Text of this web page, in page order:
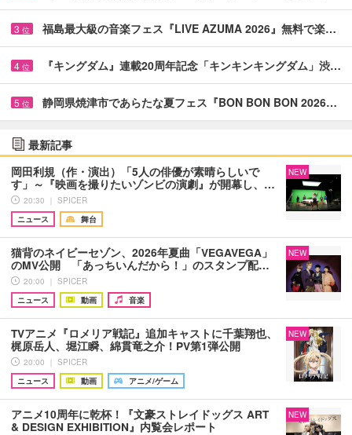
3 位 福島最大級の音楽フェス『LIVE AZUMA 2026』無料で楽…
4 位 『キングダム』連載20周年記念「キンキンキングダム」渋…
5 位 静岡県焼津市であらたな夏フェス『BON BON BON 2026…
最新記事
岡田利規（作・演出）「5人の俳優が素晴らしいで
す」～『映画を撮りたいゾンビの演劇』が開幕し、…
20:30 ｜ SPICER
ニュース
舞台
NEW
猫背のネイビーセゾン、2026年夏曲「VEGAVEGA」
のMV公開 「あっちいんだから！」のスタンプ配…
20:00 ｜ SPICER
ニュース
動画 音楽
NEW
TVアニメ『ロメリア戦記』追加キャストに千葉翔也、
梶原岳人、堀江瞬、綿貫竜之介！PV第1弾公開
20:00 ｜ SPICER
ニュース
動画 アニメ/ゲーム
NEW
アニメ10周年に乾杯！『文豪ストレイドッグス ART
& DESIGN EXHIBITION』内覧会レポート
NEW